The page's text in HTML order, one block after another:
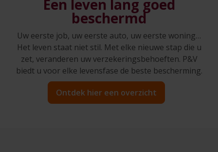
Een leven lang goed
beschermd
Uw eerste job, uw eerste auto, uw eerste woning…
Het leven staat niet stil. Met elke nieuwe stap die u
zet, veranderen uw verzekeringsbehoeften. P&V
biedt u voor elke levensfase de beste bescherming.
Ontdek hier een overzicht